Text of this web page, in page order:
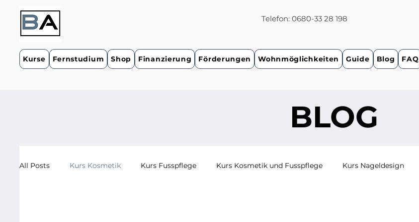
Telefon: 0680-33 28 198
Kurse Fernstudium Shop Finanzierung Förderungen Wohnmöglichkeiten Guide Blog FAQ
BLOG
All Posts Kurs Kosmetik Kurs Fusspflege Kurs Kosmetik und Fusspflege Kurs Nageldesign